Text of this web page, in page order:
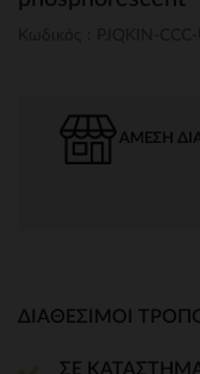
ΆΜΕΣΗ
ΔΙΑΘΈΣΙΜΟΙ
ΣΕ